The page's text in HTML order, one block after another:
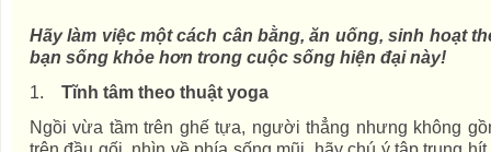
Hãy làm việc một cách cân bằng, ăn uống, sinh hoạt
bạn sống khỏe hơn trong cuộc sống hiện đại này!
1. Tĩnh tâm theo thuật yoga
Ngồi vừa tầm trên ghế tựa, người thẳng nhưng không